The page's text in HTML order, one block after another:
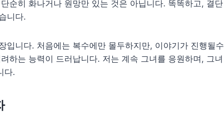
순히 화나거나 원망만 있는 것은 아닙니다. 똑똑하고, 결단
니다.
입니다. 처음에는 복수에만 몰두하지만, 이야기가 진행될수
하는 능력이 드러납니다. 저는 계속 그녀를 응원하며, 그녀
다.